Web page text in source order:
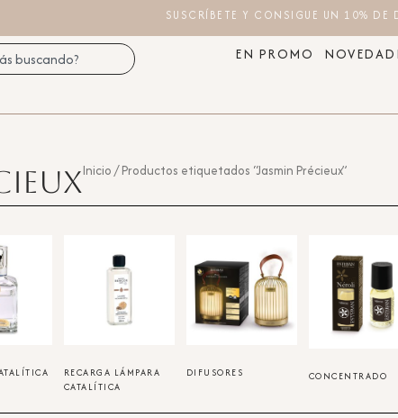
SUSCRÍBETE Y CONSIGUE UN 10% DE
EN PROMO
Inicio / Productos etiquetados “Jasmin Précieux”
RECARGA LÁMPARA
CATALÍTICA
DIFUSORES CONCENTRADO